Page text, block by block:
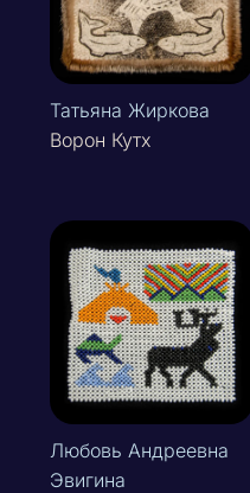
Татьяна Жиркова
Ворон Кутх
Любовь Андреевна
Эвигина